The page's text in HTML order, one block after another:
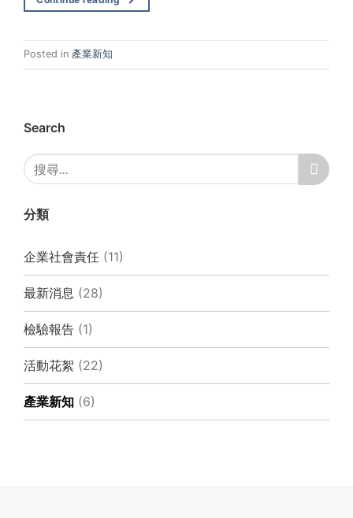
Search
分類
企業社會責任 (11)
最新消息 (28)
檢驗報告 (1)
活動花絮 (22)
產業新知 (6)
Posted in 產業新知